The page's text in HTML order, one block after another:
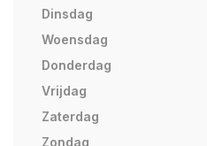
Dinsdag
Woensdag
Donderdag
Vrijdag
Zaterdag
Zondag